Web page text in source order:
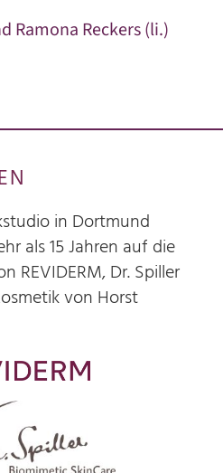
Ramona Reckers (li.)
in Dortmund
als 15 Jahren auf die
REVIDERM, Dr. Spiller
von Horst